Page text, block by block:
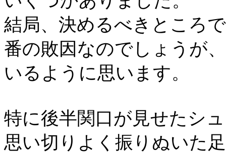
結局、決めるべきところ
番の敗因なのでしょうが
いるように思います。
特に後半関口が見せたシ
思い切りよく振りぬいた